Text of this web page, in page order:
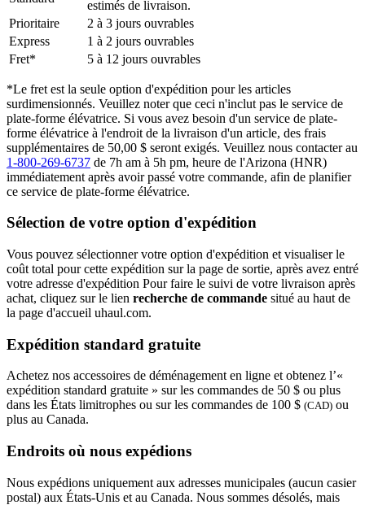
estimés de livraison.
Prioritaire
2 à 3 jours ouvrables
Express
1 à 2 jours ouvrables
Fret*
5 à 12 jours ouvrables
*Le fret est la seule option d'expédition pour les articles
surdimensionnés. Veuillez noter que ceci n'inclut pas le service de
plate-forme élévatrice. Si vous avez besoin d'un service de plate-
forme élévatrice à l'endroit de la livraison d'un article, des frais
supplémentaires de 50,00 $ seront exigés. Veuillez nous contacter au
1-800-269-6737 de 7h am à 5h pm, heure de l'Arizona (HNR)
immédiatement après avoir passé votre commande, afin de planifier
ce service de plate-forme élévatrice.
Sélection de votre option d'expédition
Vous pouvez sélectionner votre option d'expédition et visualiser le
coût total pour cette expédition sur la page de sortie, après avez entré
votre adresse d'expédition Pour faire le suivi de votre livraison après
achat, cliquez sur le lien recherche de commande situé au haut de
la page d'accueil uhaul.com.
Expédition standard gratuite
Achetez nos accessoires de déménagement en ligne et obtenez l’«
expédition standard gratuite » sur les commandes de 50 $ ou plus
dans les États limitrophes ou sur les commandes de 100 $ (CAD) ou
plus au Canada.
Endroits où nous expédions
Nous expédions uniquement aux adresses municipales (aucun casier
postal) aux États-Unis et au Canada. Nous sommes désolés, mais